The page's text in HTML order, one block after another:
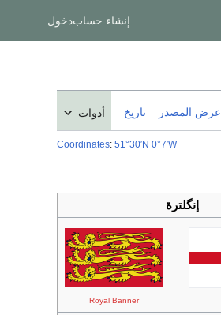
إنشاء حسابدخول
عرض المصدر تاريخ أدوات
Coordinates: 51°30′N 0°7′W
إنگلترة
Royal Banner